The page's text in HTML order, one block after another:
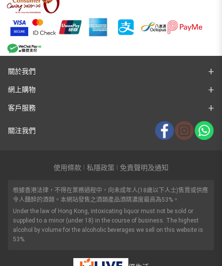
關於我們
網上購物
客戶服務
關注我們
使用條款 私隱政策 免責聲明及通知
根據香港法律，不得在業務過程中，向未成年人(18歲以下人士)售賣或供應
令人醺醉的酒類。本網站發售之酒類產品酒精濃度最高為53%。
Under the law of Hong Kong, intoxicating liquor must not be sold or
supplied to a minor (under 18) in the course of business. The highest
alcohol by volume for the alcoholic beverages we sell on this website is
53%.